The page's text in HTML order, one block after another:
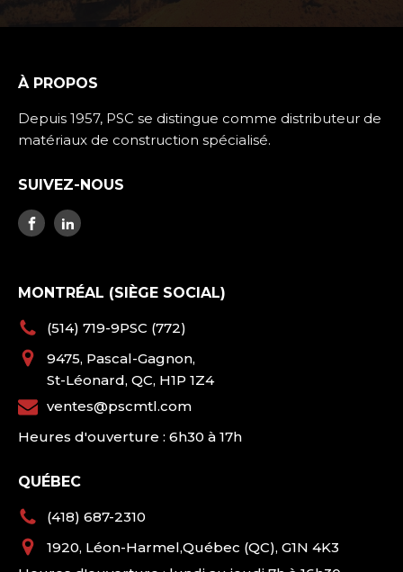
À PROPOS
Depuis 1957, PSC se distingue comme distributeur de
matériaux de construction spécialisé.
SUIVEZ-NOUS
MONTRÉAL (SIÈGE SOCIAL)
(514) 719-9PSC (772)
9475, Pascal-Gagnon,
St-Léonard, QC, H1P 1Z4
ventes@pscmtl.com
Heures d'ouverture : 6h30 à 17h
QUÉBEC
(418) 687-2310
1920, Léon-Harmel,Québec (QC), G1N 4K3